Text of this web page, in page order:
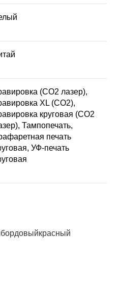
(CO2 лазер),
XL (СО2),
круговая (CO2
Тампопечать,
печать
УФ-печать
бордовыйкрасный